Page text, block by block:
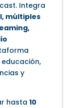
Integra
múltiples
y
hasta10